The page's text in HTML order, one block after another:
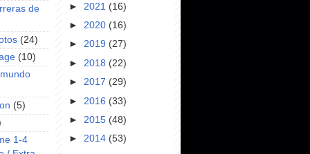
de
(24)
(10)
(5)
1-4
► 2021 (16)
► 2020 (16)
► 2019 (27)
► 2018 (22)
► 2017 (29)
► 2016 (33)
► 2015 (48)
► 2014 (53)